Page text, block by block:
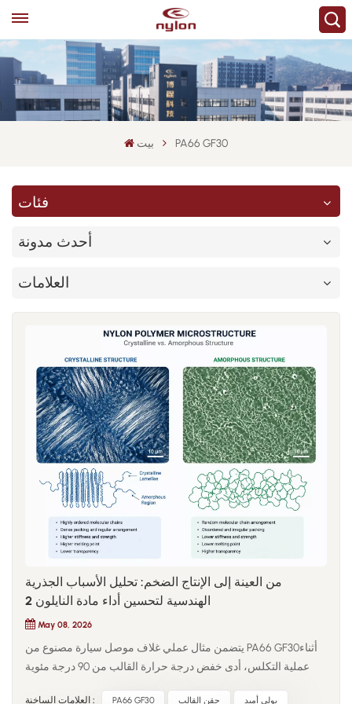
بيت PA66 GF30
فئات
أحدث مدونة
العلامات
من العينة إلى الإنتاج الضخم: تحليل الأسباب الجذرية
الهندسية لتحسين أداء مادة النايلون 2
May 08, 2026
يتضمن مثال عملي غلاف موصل سيارة مصنوع من PA66 GF30أثناء
عملية التكلس، أدى خفض درجة حرارة القالب من 90 درجة مئوية
العلامات الساخنة : PA66 GF30 حقن القالب بولي أميد